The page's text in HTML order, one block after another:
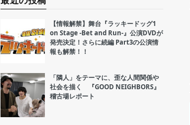
【情報解禁】舞台『ラッキードッグ1
on Stage -Bet and Run-』公演DVDが
発売決定！さらに続編 Part3の公演情
報も解禁！！
「隣人」をテーマに、歪な人間関係や
社会を描く 『GOOD NEIGHBORS』
稽古場レポート